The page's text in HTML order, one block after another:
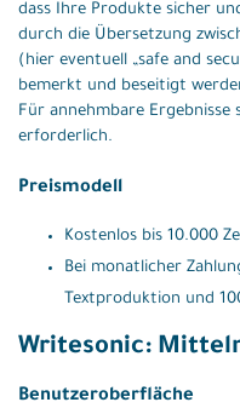
dass Ihre Produkte sicher
durch die Übersetzung
(hier eventuell „safe and
bemerkt und beseitigt
Für annehmbare Ergebnisse
erforderlich.
Preismodell
Kostenlos bis 10.000
Bei monatlicher
Textproduktion und
Writesonic:
Benutzeroberfläche